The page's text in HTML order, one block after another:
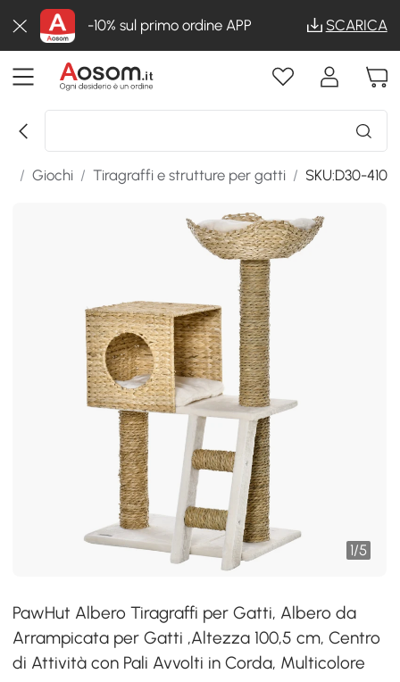
-10% sul primo ordine APP SCARICA
/ Giochi / Tiragraffi e strutture per gatti / SKU:D30-410
1/5
PawHut Albero Tiragraffi per Gatti, Albero da
Arrampicata per Gatti ,Altezza 100,5 cm, Centro
di Attività con Pali Avvolti in Corda, Multicolore